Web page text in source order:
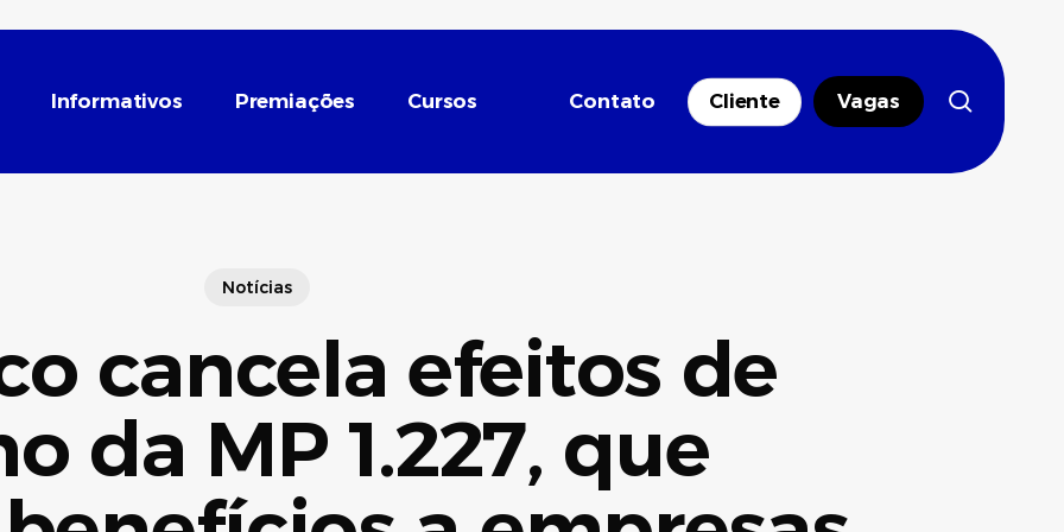
Informativos Premiações Cursos Contato Cliente Vagas
Notícias
cancela efeitos de
da MP 1.227, que